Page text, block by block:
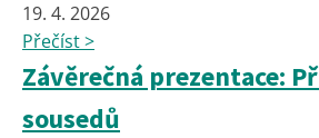
19. 4. 2026
Přečíst >
Závěrečná prezentace:
sousedů